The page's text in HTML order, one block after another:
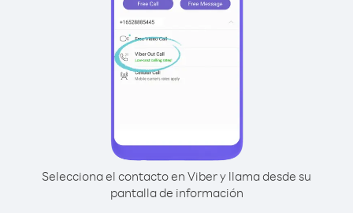
Selecciona el contacto en Viber y llama desde su
pantalla de información